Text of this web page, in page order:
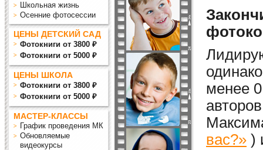
Школьная жизнь
Осенние фотосессии
ЦЕНЫ ДЕТСКИЙ САД
Фотокниги от 3800 ₽
Фотокниги от 5000 ₽
ЦЕНЫ ШКОЛА
Фотокниги от 3800 ₽
Фотокниги от 5000 ₽
МАСТЕР-КЛАССЫ
График проведения МК
Обновляемые
видеокурсы
менее
авторов
вас?» )